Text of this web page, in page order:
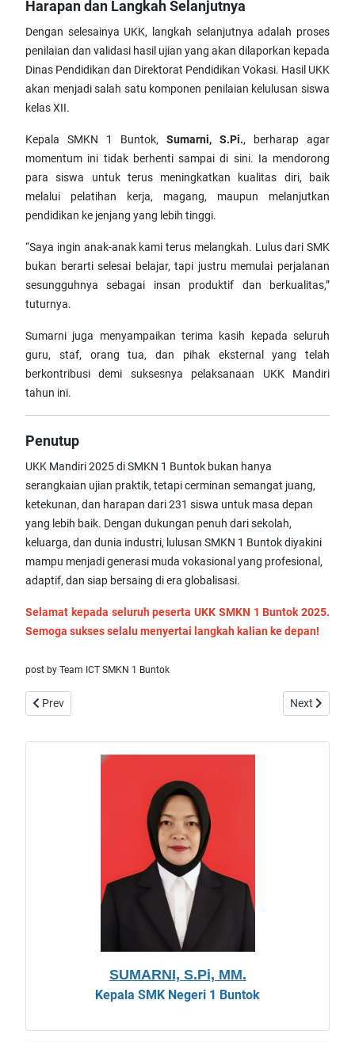
Harapan dan Langkah Selanjutnya
Dengan selesainya UKK, langkah selanjutnya adalah proses
penilaian dan validasi hasil ujian yang akan dilaporkan kepada
Dinas Pendidikan dan Direktorat Pendidikan Vokasi. Hasil UKK
akan menjadi salah satu komponen penilaian kelulusan siswa
kelas XII.
Kepala SMKN 1 Buntok, Sumarni, S.Pi., berharap agar
momentum ini tidak berhenti sampai di sini. Ia mendorong
para siswa untuk terus meningkatkan kualitas diri, baik
melalui pelatihan kerja, magang, maupun melanjutkan
pendidikan ke jenjang yang lebih tinggi.
“Saya ingin anak-anak kami terus melangkah. Lulus dari SMK
bukan berarti selesai belajar, tapi justru memulai perjalanan
sesungguhnya sebagai insan produktif dan berkualitas,”
tuturnya.
Sumarni juga menyampaikan terima kasih kepada seluruh
guru, staf, orang tua, dan pihak eksternal yang telah
berkontribusi demi suksesnya pelaksanaan UKK Mandiri
tahun ini.
Penutup
UKK Mandiri 2025 di SMKN 1 Buntok bukan hanya
serangkaian ujian praktik, tetapi cerminan semangat juang,
ketekunan, dan harapan dari 231 siswa untuk masa depan
yang lebih baik. Dengan dukungan penuh dari sekolah,
keluarga, dan dunia industri, lulusan SMKN 1 Buntok diyakini
mampu menjadi generasi muda vokasional yang profesional,
adaptif, dan siap bersaing di era globalisasi.
Selamat kepada seluruh peserta UKK SMKN 1 Buntok 2025.
Semoga sukses selalu menyertai langkah kalian ke depan!
post by Team ICT SMKN 1 Buntok
Previous article: SMKN 1 Buntok Gelar Pelepasan 231 Siswa
Prev Next article:
Next
SUMARNI, S.Pi, MM.
Kepala SMK Negeri 1 Buntok